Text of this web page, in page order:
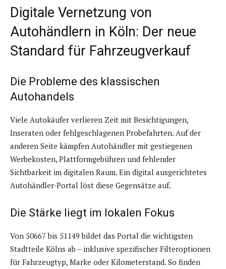
Digitale Vernetzung von
Autohändlern in Köln: Der neue
Standard für Fahrzeugverkauf
Die Probleme des klassischen
Autohandels
Viele Autokäufer verlieren Zeit mit Besichtigungen,
Inseraten oder fehlgeschlagenen Probefahrten. Auf der
anderen Seite kämpfen Autohändler mit gestiegenen
Werbekosten, Plattformgebühren und fehlender
Sichtbarkeit im digitalen Raum. Ein digital ausgerichtetes
Autohändler-Portal löst diese Gegensätze auf.
Die Stärke liegt im lokalen Fokus
Von 50667 bis 51149 bildet das Portal die wichtigsten
Stadtteile Kölns ab – inklusive spezifischer Filteroptionen
für Fahrzeugtyp, Marke oder Kilometerstand. So finden